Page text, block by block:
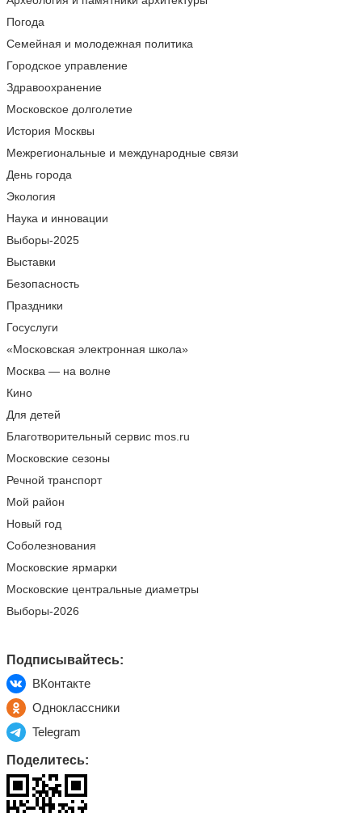
Погода
Семейная и молодежная политика
Городское управление
Здравоохранение
Московское долголетие
История Москвы
Межрегиональные и международные связи
День города
Экология
Наука и инновации
Выборы-2025
Выставки
Безопасность
Праздники
Госуслуги
«Московская электронная школа»
Москва — на волне
Кино
Для детей
Благотворительный сервис mos.ru
Московские сезоны
Речной транспорт
Мой район
Новый год
Соболезнования
Московские ярмарки
Московские центральные диаметры
Выборы-2026
Подписывайтесь:
ВКонтакте
Одноклассники
Telegram
Поделитесь: